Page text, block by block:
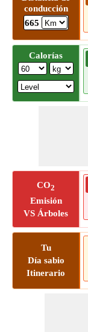
conducción
665
Calorías
CO2
Emisión
VS Árboles
Tu
Día sabio
Itinerario